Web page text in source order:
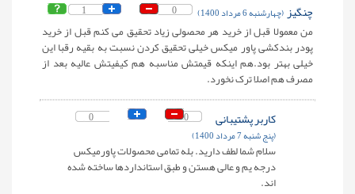
1 0 چنگیز(چهارشنبه 6 مرداد 1400)
من معمولا قبل از خرید هر محصولی زیاد تحقیق می کنم قبل از خرید
پودر بندکشی پاور میکس خیلی تحقیق کردن نسبت به بقیه رقبا این
خیلی بهتر بود.هم اینکه قیمتش مناسبه هم کیفیتش عالیه بعد از
مصرف هم اصلا ترک نخورد.
0 0 کاربر پشتیبانی
(پنج شنبه 7 مرداد 1400)
سلام شما لطف دارید. بله تمامی محصولات پاورمیکس
درجه یم و عالی هستن و طبق استانداردها ساخته شده
اند.